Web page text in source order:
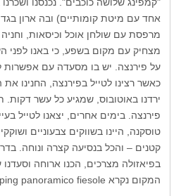
אחד עם מיטת קומותיים) ובה ארון
מרפסת עם שולחן אוכל וכיסאות,
מצחיק עם מקום בשפע, כי באנו לפני
על פירנצה. יש בו מסעדה עם אפשרות
כאשר רצינו לטייל בפירנצה, החנינו
ירדנו באוטובוס, שמגיע כל עשר דקות.
פירנצה. בימים אחרים, יצאנו לטייל
טוסקנה, היינו בשווקים צבעוניים
קטנים – והכל בנסיעה קצרה ונוחה.
בפיאזולה מצרכים, הכנו ארוחה
המקום נקרא camping panoramico fiesole.